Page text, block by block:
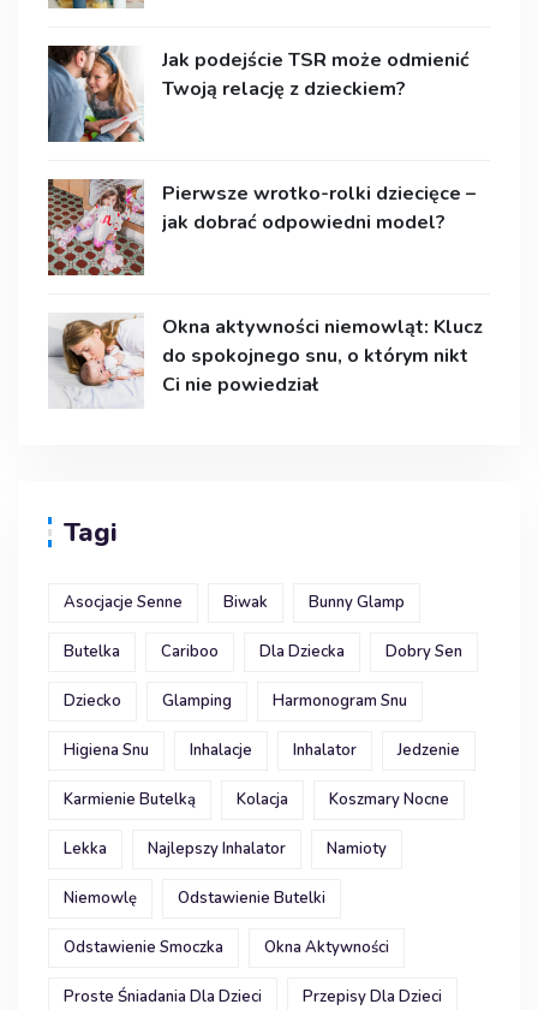
Jak podejście TSR może odmienić
Twoją relację z dzieckiem?
Pierwsze wrotko-rolki dziecięce –
jak dobrać odpowiedni model?
Okna aktywności niemowląt: Klucz
do spokojnego snu, o którym nikt
Ci nie powiedział
Tagi
Asocjacje Senne Biwak Bunny Glamp
Butelka Cariboo Dla Dziecka Dobry Sen
Dziecko Glamping Harmonogram Snu
Higiena Snu Inhalacje Inhalator Jedzenie
Karmienie Butelką Kolacja Koszmary Nocne
Lekka Najlepszy Inhalator Namioty
Niemowlę Odstawienie Butelki
Odstawienie Smoczka Okna Aktywności
Proste Śniadania Dla Dzieci Przepisy Dla Dzieci